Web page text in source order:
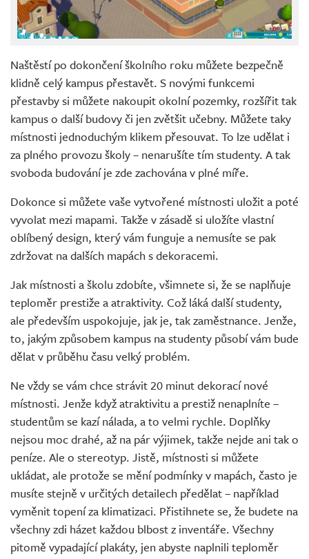
Naštěstí po dokončení školního roku můžete bezpečně
klidně celý kampus přestavět. S novými funkcemi
přestavby si můžete nakoupit okolní pozemky, rozšířit tak
kampus o další budovy či jen zvětšit učebny. Můžete taky
místnosti jednoduchým klikem přesouvat. To lze udělat i
za plného provozu školy – nenarušíte tím studenty. A tak
svoboda budování je zde zachována v plné míře.
Dokonce si můžete vaše vytvořené místnosti uložit a poté
vyvolat mezi mapami. Takže v zásadě si uložíte vlastní
oblíbený design, který vám funguje a nemusíte se pak
zdržovat na dalších mapách s dekoracemi.
Jak místnosti a školu zdobíte, všimnete si, že se naplňuje
teploměr prestiže a atraktivity. Což láká další studenty,
ale především uspokojuje, jak je, tak zaměstnance. Jenže,
to, jakým způsobem kampus na studenty působí vám bude
dělat v průběhu času velký problém.
Ne vždy se vám chce strávit 20 minut dekorací nové
místnosti. Jenže když atraktivitu a prestiž nenaplníte –
studentům se kazí nálada, a to velmi rychle. Doplňky
nejsou moc drahé, až na pár výjimek, takže nejde ani tak o
peníze. Ale o stereotyp. Jistě, místnosti si můžete
ukládat, ale protože se mění podmínky v mapách, často je
musíte stejně v určitých detailech předělat – například
vyměnit topení za klimatizaci. Přistihnete se, že budete na
všechny zdi házet každou blbost z inventáře. Všechny
pitomě vypadající plakáty, jen abyste naplnili teploměr